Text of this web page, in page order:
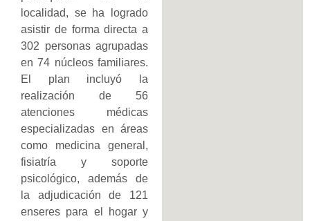
localidad, se ha logrado
asistir de forma directa a
302 personas agrupadas
en 74 núcleos familiares.
El plan incluyó la
realización de 56
atenciones médicas
especializadas en áreas
como medicina general,
fisiatría y soporte
psicológico, además de
la adjudicación de 121
enseres para el hogar y